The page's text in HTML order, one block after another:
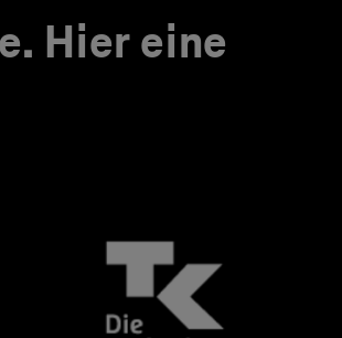
Hier eine